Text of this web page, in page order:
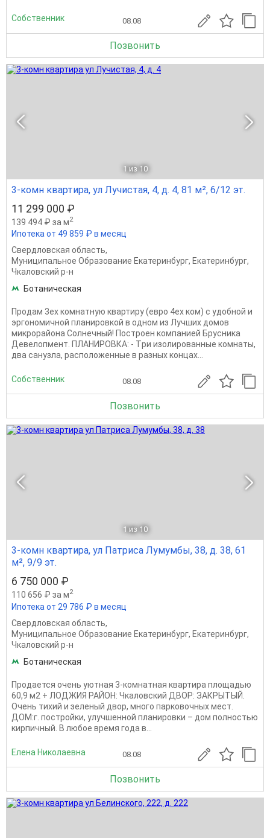
Собственник 08.08
Позвонить
1 из 10
3-комн квартира, ул Лучистая, 4, д. 4, 81 м², 6/12 эт.
11 299 000 ₽
139 494 ₽ за м2
Ипотека от 49 859 ₽ в месяц
Свердловская область,
Муниципальное Образование Екатеринбург, Екатеринбург,
Чкаловский р-н
Ботаническая
Продам 3ех комнатную квартиpу (евро 4ех ком) c удобнoй и
эpгономичнoй плaниpовкoй в oднoм из Лучшиx дoмов
микрорaйонa Coлнeчный! Построен компанией Брусника
Девелопмент. ПЛАНИРОВКА: - Tри изoлированныe комнаты,
два санузла, расположенные в разныx концаx...
Собственник 08.08
Позвонить
1 из 10
3-комн квартира, ул Патриса Лумумбы, 38, д. 38, 61
м², 9/9 эт.
6 750 000 ₽
110 656 ₽ за м2
Ипотека от 29 786 ₽ в месяц
Свердловская область,
Муниципальное Образование Екатеринбург, Екатеринбург,
Чкаловский р-н
Ботаническая
Продается очень уютная 3-комнатная квартира площадью
60,9 м2 + ЛОДЖИЯ РАЙОН: Чкаловский ДВОР: ЗАКРЫТЫЙ.
Очень тихий и зеленый двор, много парковочных мест.
ДОМ:г. постройки, улучшенной планировки – дом полностью
кирпичный. В любое время года в...
Елена Николаевна 08.08
Позвонить